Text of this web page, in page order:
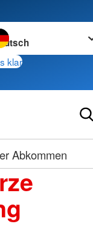
wechseln zu
klar
Abkommen